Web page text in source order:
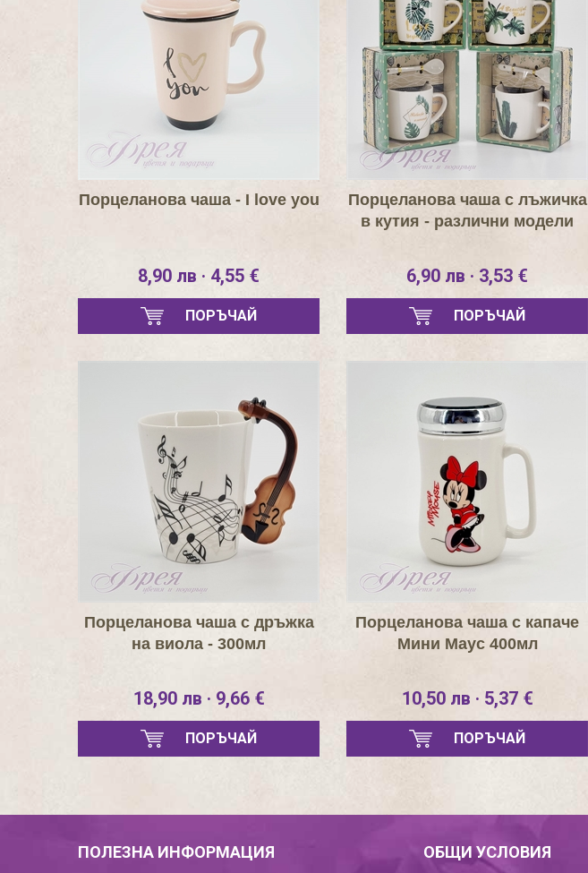
Порцеланова чаша - I love you
8,90 лв · 4,55 €
ПОРЪЧАЙ
Порцеланова чаша с лъжичка
в кутия - различни модели
6,90 лв · 3,53 €
ПОРЪЧАЙ
Порцеланова чаша с дръжка
на виола - 300мл
18,90 лв · 9,66 €
ПОРЪЧАЙ
Порцеланова чаша с капаче
Мини Маус 400мл
10,50 лв · 5,37 €
ПОРЪЧАЙ
ПОЛЕЗНА ИНФОРМАЦИЯ ОБЩИ УСЛОВИЯ